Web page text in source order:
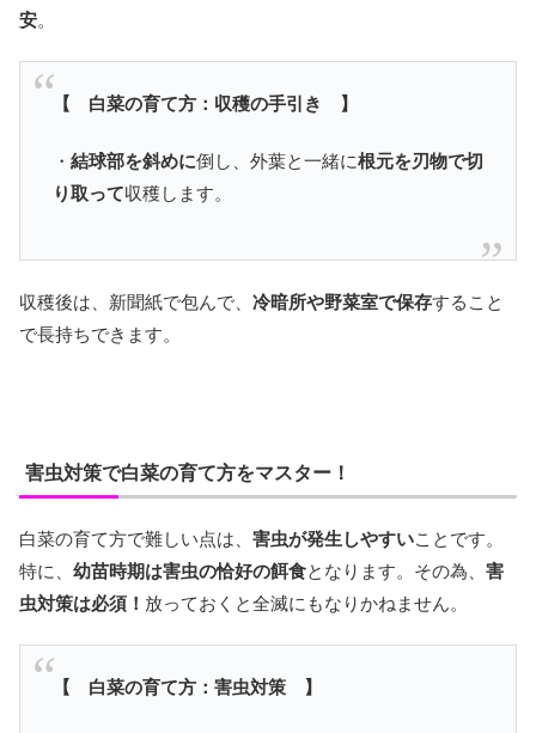
安。
【 白菜の育て方：収穫の手引き 】
・ 結球部を斜めに倒し、外葉と一緒に根元を刃物で切
り取って収穫します。
収穫後は、新聞紙で包んで、 冷暗所や野菜室で保存すること
で長持ちできます。
害虫対策で白菜の育て方をマスター！
白菜の育て方で難しい点は、 害虫が発生しやすいことです。
特に、 幼苗時期は害虫の恰好の餌食となります。その為、 害
虫対策は必須！ 放っておくと全滅にもなりかねません。
【 白菜の育て方：害虫対策 】